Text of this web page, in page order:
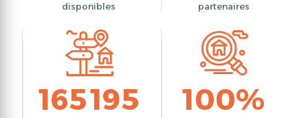
disponibles
partenaires
165 195 100%